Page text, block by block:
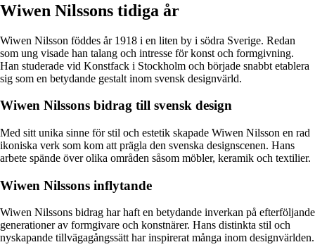
Wiwen Nilssons tidiga år
Wiwen Nilsson föddes år 1918 i en liten by i södra Sverige. Redan
som ung visade han talang och intresse för konst och formgivning.
Han studerade vid Konstfack i Stockholm och började snabbt etablera
sig som en betydande gestalt inom svensk designvärld.
Wiwen Nilssons bidrag till svensk design
Med sitt unika sinne för stil och estetik skapade Wiwen Nilsson en rad
ikoniska verk som kom att prägla den svenska designscenen. Hans
arbete spände över olika områden såsom möbler, keramik och textilier.
Wiwen Nilssons inflytande
Wiwen Nilssons bidrag har haft en betydande inverkan på efterföljande
generationer av formgivare och konstnärer. Hans distinkta stil och
nyskapande tillvägagångssätt har inspirerat många inom designvärlden.